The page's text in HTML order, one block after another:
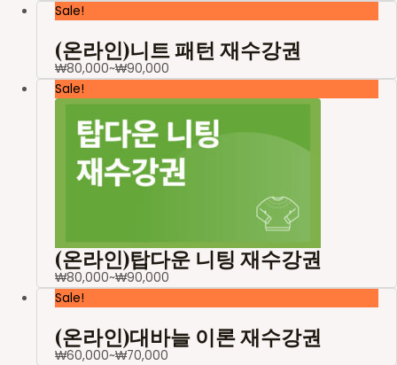
Sale!
(온라인)니트 패턴 재수강권
₩80,000~₩90,000
Sale!
(온라인)탑다운 니팅 재수강권
₩80,000~₩90,000
Sale!
(온라인)대바늘 이론 재수강권
₩60,000~₩70,000